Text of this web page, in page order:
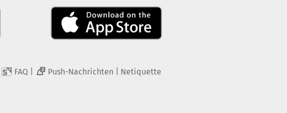
FAQ 2 Push-Nachrichten Netiquette